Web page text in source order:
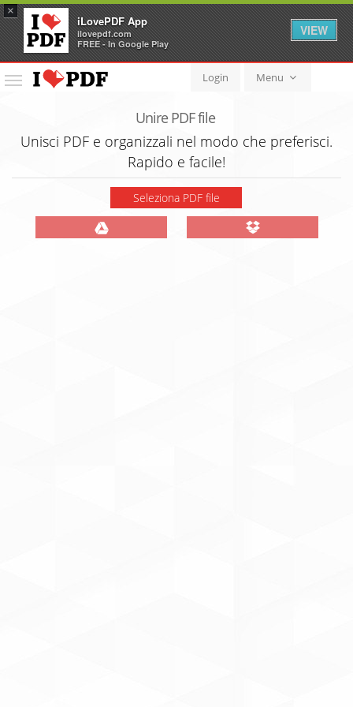
×
iLovePDF App
ilovepdf.com
FREE - In Google Play
VIEW
Login Menu
Menu
Unire PDF file
Unisci PDF e organizzali nel modo che preferisci.
Rapido e facile!
Seleziona PDF file